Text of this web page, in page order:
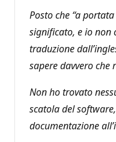
Posto che “a
significato, e io non
traduzione
sapere davvero che
Non ho trovato
scatola del
documentazione